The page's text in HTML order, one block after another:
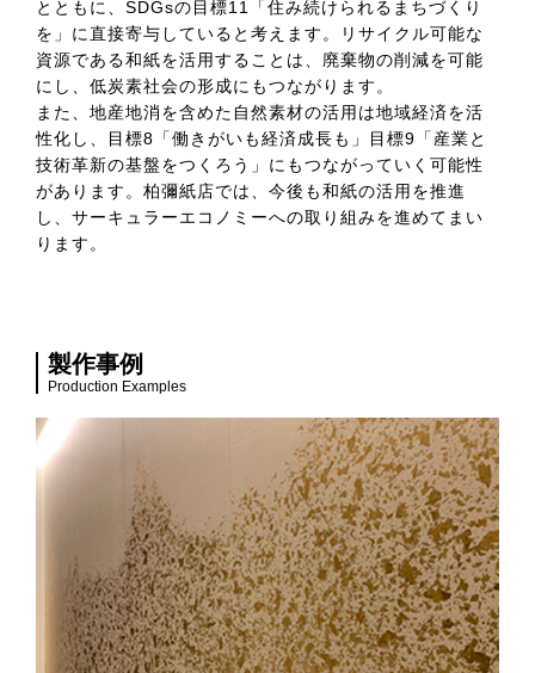
とともに、SDGsの目標11「住み続けられるまちづくり
を」に直接寄与していると考えます。リサイクル可能な
資源である和紙を活用することは、廃棄物の削減を可能
にし、低炭素社会の形成にもつながります。
また、地産地消を含めた自然素材の活用は地域経済を活
性化し、目標8「働きがいも経済成長も」目標9「産業と
技術革新の基盤をつくろう」にもつながっていく可能性
があります。柏彌紙店では、今後も和紙の活用を推進
し、サーキュラーエコノミーへの取り組みを進めてまい
ります。
製作事例
Production Examples